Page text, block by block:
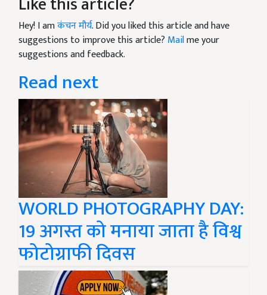
Hey! I amकंचन मौर्य. Did you liked this article and have
suggestions to improve this article? Mailme your
suggestions and feedback.
Read next
WORLD PHOTOGRAPHY DAY:
19 अगस्त को मनाया जाता है विश्व
फोटोग्राफी दिवस